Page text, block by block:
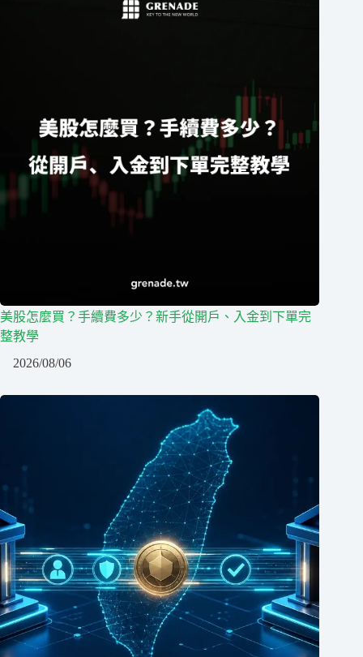
美股怎麼買？手續費多少？新手從開戶、入金到下單完
整教學
2026/08/06